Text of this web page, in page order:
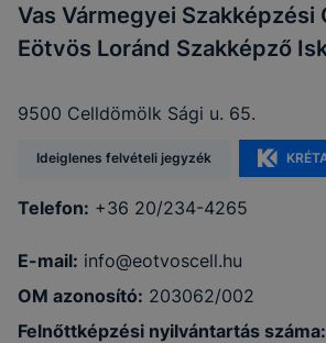
Vas Vármegyei Szakképzési
Eötvös Loránd Szakképző
9500 Celldömölk Sági u. 65.
Ideiglenes felvételi jegyzék
Telefon: +36 20/234-4265
E-mail: info@eotvoscell.hu
OM azonosító: 203062/002
Felnőttképzési nyilvántartás száma: